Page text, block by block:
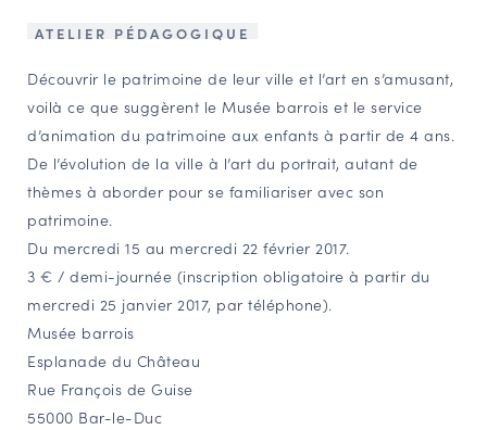
PORTAIL CULTURE
Comité d'Histoire Régionale
Service Inventaire et Patrimoines de la Région Grand Est
VOUS ÊTES…
Amateurs d’histoire et de patrimoine
Responsables de structures
ATELIER PÉDAGOGIQUE
Découvrir le patrimoine de leur ville et l’art en s’amusant,
voilà ce que suggèrent le Musée barrois et le service
d’animation du patrimoine aux enfants à partir de 4 ans.
De l’évolution de la ville à l’art du portrait, autant de
thèmes à aborder pour se familiariser avec son
patrimoine.
Du mercredi 15 au mercredi 22 février 2017.
3 € / demi-journée (inscription obligatoire à partir du
mercredi 25 janvier 2017, par téléphone).
Musée barrois
Esplanade du Château
Rue François de Guise
55000 Bar-le-Duc